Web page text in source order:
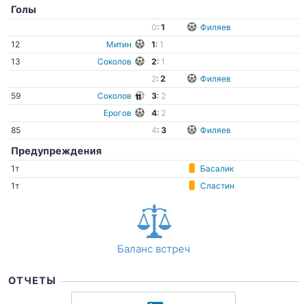
Голы
0: 1
Филяев
12
Митин 1: 1
13
Соколов 2: 1
2: 2
Филяев
59
Соколов 3: 2
Ерогов
4: 2
85
4: 3 Филяев
Предупреждения
1т
Басалик
1т
Сластин
Баланс встреч
ОТЧЕТЫ